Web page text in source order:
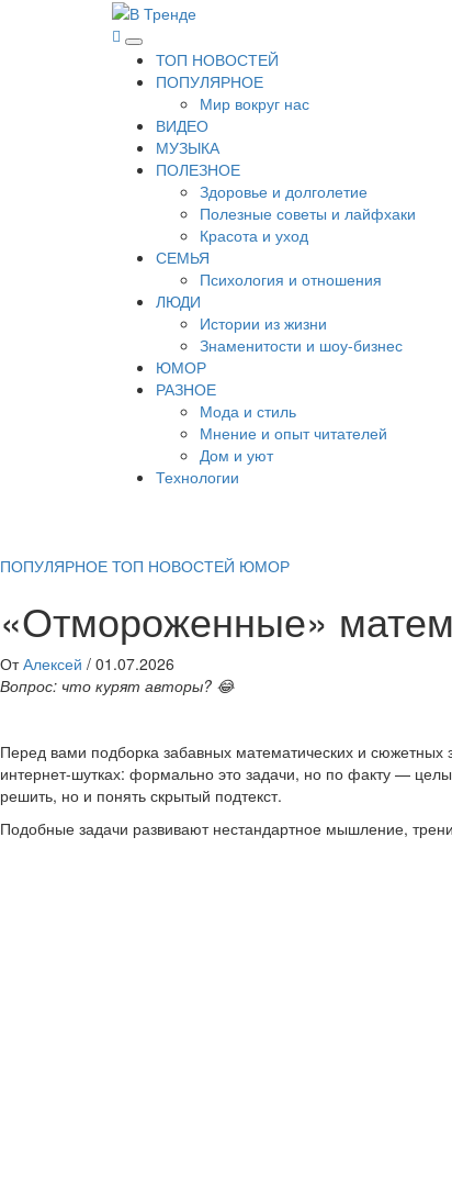
В Тренде
Самые свежие новости интернета
Основное
меню
ТОП НОВОСТЕЙ
ПОПУЛЯРНОЕ
Мир вокруг нас
ВИДЕО
МУЗЫКА
ПОЛЕЗНОЕ
Здоровье и долголетие
Полезные советы и лайфхаки
Красота и уход
СЕМЬЯ
Психология и отношения
ЛЮДИ
Истории из жизни
Знаменитости и шоу-бизнес
ЮМОР
РАЗНОЕ
Мода и стиль
Мнение и опыт читателей
Дом и уют
Технологии
ПОПУЛЯРНОЕ ТОП НОВОСТЕЙ ЮМОР
«Отмороженные»
От Алексей / 01.07.2026
Вопрос: что курят авторы? 😂
Перед вами подборка забавных математических и
интернет-шутках: формально это задачи, но по факту —
решить, но и понять скрытый подтекст.
Подобные задачи развивают нестандартное мышление,